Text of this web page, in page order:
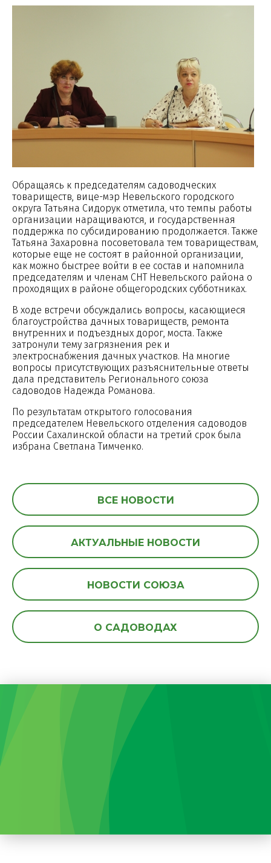
Обращаясь к председателям садоводческих
товариществ, вице-мэр Невельского городского
округа Татьяна Сидорук отметила, что темпы работы
организации наращиваются, и государственная
поддержка по субсидированию продолжается. Также
Татьяна Захаровна посоветовала тем товариществам,
которые еще не состоят в районной организации,
как можно быстрее войти в ее состав и напомнила
председателям и членам СНТ Невельского района о
проходящих в районе общегородских субботниках.
В ходе встречи обсуждались вопросы, касающиеся
благоустройства дачных товариществ, ремонта
внутренних и подъездных дорог, моста. Также
затронули тему загрязнения рек и
электроснабжения дачных участков. На многие
вопросы присутствующих разъяснительные ответы
дала представитель Регионального союза
садоводов Надежда Романова.
По результатам открытого голосования
председателем Невельского отделения садоводов
России Сахалинской области на третий срок была
избрана Светлана Тимченко.
ВСЕ НОВОСТИ
АКТУАЛЬНЫЕ НОВОСТИ
НОВОСТИ СОЮЗА
О САДОВОДАХ